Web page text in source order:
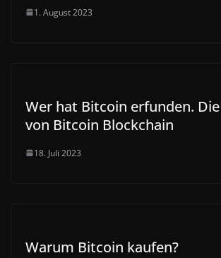
1. August 2023
Wer hat Bitcoin erfunden.
von Bitcoin Blockchain
18. Juli 2023
Warum Bitcoin kaufen?